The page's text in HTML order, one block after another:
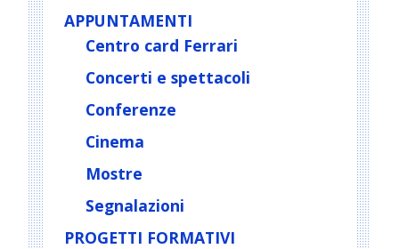
APPUNTAMENTI
Centro card Ferrari
Concerti e spettacoli
Conferenze
Cinema
Mostre
Segnalazioni
PROGETTI FORMATIVI